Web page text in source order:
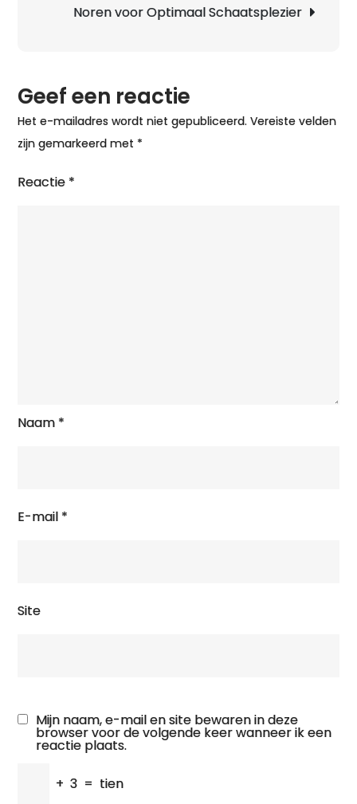
Noren voor Optimaal Schaatsplezier
Geef een reactie
Het e-mailadres wordt niet gepubliceerd. Vereiste velden
zijn gemarkeerd met *
Reactie *
Naam *
E-mail *
Site
Mijn naam, e-mail en site bewaren in deze
browser voor de volgende keer wanneer ik een
reactie plaats.
+ 3 = tien